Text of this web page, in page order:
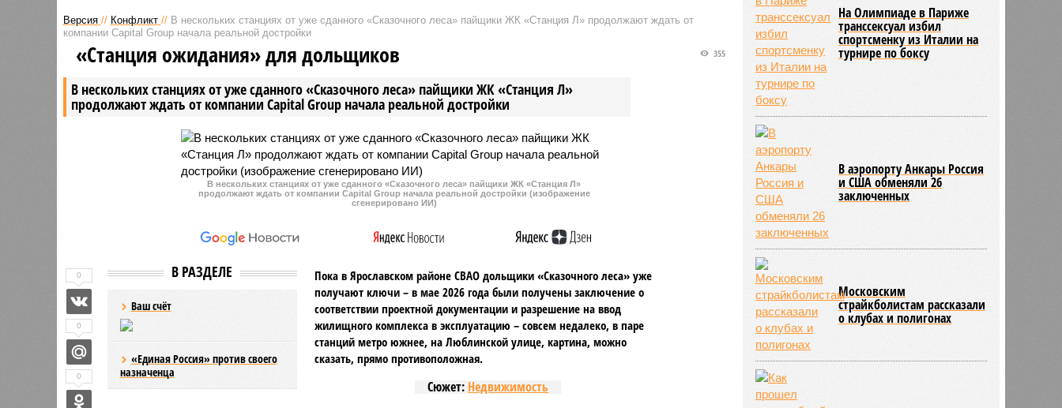
что действующий вице-
президент Камала Харрис на
дебатах использовала свой опыт
демократов Камалой Харрис.
как все прошло.
президент США Камала Харрис,
участвовать в дебатах.
Версия // Конфликт // В нескольких станциях от уже сданного «Сказочного леса» пайщики ЖК «Станция Л» продолжают ждать от
компании Capital Group начала реальной достройки
В нескольких станциях от уже сданного «Сказочного леса» пайщики ЖК «Станция Л»
продолжают ждать от компании Capital Group начала реальной достройки
355
«Станция ожидания» для дольщиков
В нескольких станциях от уже сданного «Сказочного леса» пайщики ЖК «Станция Л»
продолжают ждать от компании Capital Group начала реальной достройки (изображение
сгенерировано ИИ)
В РАЗДЕЛЕ
Ваш счёт
«Единая Россия» против своего
назначенца
Пока в Ярославском районе СВАО дольщики «Сказочного леса» уже
получают ключи – в мае 2026 года были получены заключение о
соответствии проектной документации и разрешение на ввод
жилищного комплекса в эксплуатацию – совсем недалеко, в паре
станций метро южнее, на Люблинской улице, картина, можно
сказать, прямо противоположная.
Сюжет: Недвижимость
0
0
0
На Олимпиаде в Париже
транссексуал избил
спортсменку из Италии на
турнире по боксу
В аэропорту Анкары Россия
и США обменяли 26
заключенных
Московским
страйкболистам рассказали
о клубах и полигонах